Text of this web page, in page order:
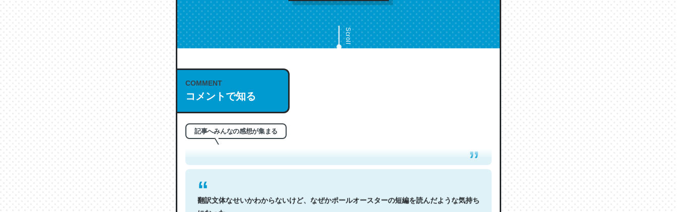
Scroll
COMMENT
コメントで知る
記事へみんなの感想が集まる
これは名文。彼はとてもクレバーなんだろうなと凄く思う。英語少しでも読める人は原文
もお勧め。自分はこの流れ好き。Let’s Fucking Go. Then Covid hit. Shit.
─今のこの状況が信じられるかい？ by ラーズ・ヌートバー
翻訳文体なせいかわからないけど、なぜかポールオースターの短編を読んだような気持ち
になった